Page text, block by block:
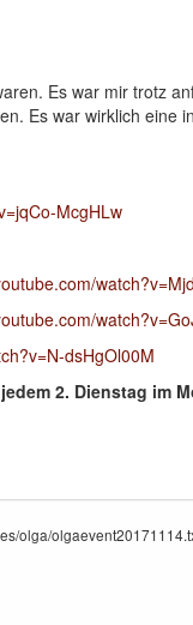
Es war mir trotz
Es war wirklich eine
McgHLw
dsHgOl00M
jedem 2. Dienstag im
olga/